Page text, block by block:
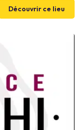
une salle de fitness.
professionnels
Découvrir ce lieu